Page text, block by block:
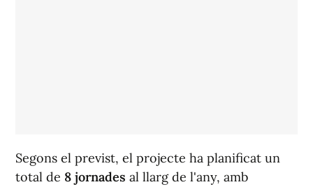
Segons el previst, el projecte ha planificat un
total de 8 jornades al llarg de l'any, amb